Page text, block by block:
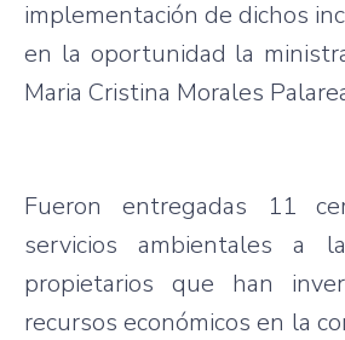
implementación de dichos
en la oportunidad la
Maria Cristina Morales
Fueron entregadas 11
servicios ambientales a
propietarios que han
recursos económicos en la